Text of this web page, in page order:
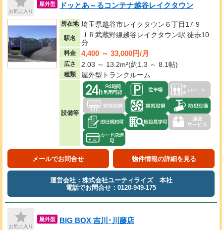
お気に入り
屋外型 ドッとあ～るコンテナ越谷レイクタウン
所在地 埼玉県越谷市レイクタウン６丁目17-9
駅名
ＪＲ武蔵野線越谷レイクタウン駅 徒歩10
分
料金 4,400 ～ 33,000円/月
広さ 2.03 ～ 13.2m²(約1.3 ～ 8.1帖)
種類 屋外型トランクルーム
設備等
メールでお問合せ 物件情報の詳細を見る
運営会社：株式会社ユーティライズ 本社
電話でお問合せ：0120-949-175
お気に入り
屋外型 BIG BOX 吉川･川藤店